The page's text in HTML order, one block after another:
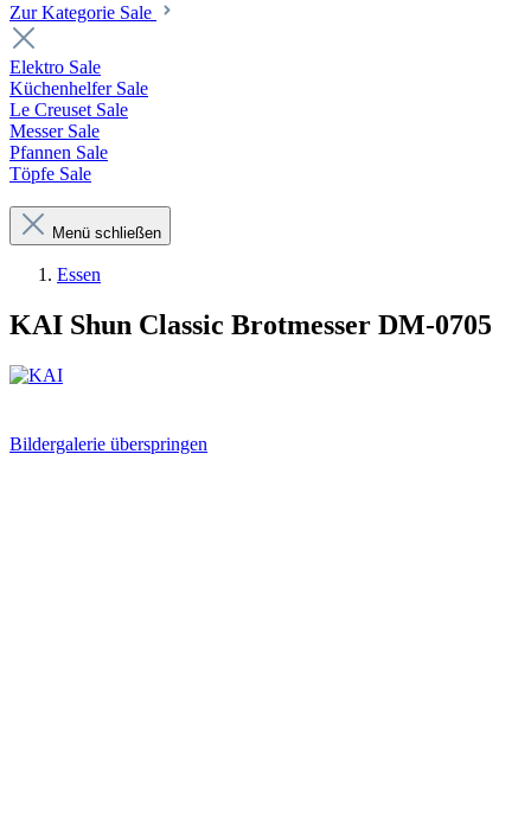
Zur Kategorie Sale
Elektro Sale
Küchenhelfer Sale
Le Creuset Sale
Messer Sale
Pfannen Sale
Töpfe Sale
Menü schließen
Essen
KAI Shun Classic Brotmesser DM-0705
Bildergalerie überspringen